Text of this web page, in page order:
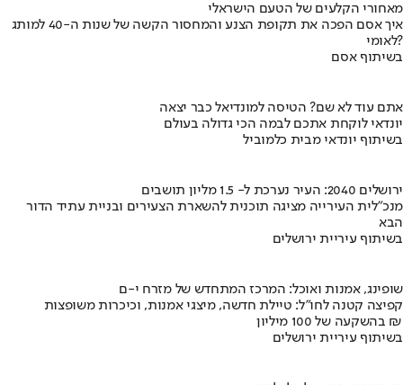
מאחורי הקלעים של הטעם הישראלי
איך אסם הפכה את תקופת הצנע והמחסור הקשה של שנות ה-40 למותג
לאומי?
בשיתוף אסם
אתם עוד לא שם? הטיסה למונדיאל כבר יצאה
יונדאי לוקחת אתכם לבמה הכי גדולה בעולם
בשיתוף יונדאי מבית כלמוביל
ירושלים 2040: העיר נערכת ל- 1.5 מליון תושבים
מנכ"לית העירייה מציגה תוכנית להשארת הצעירים ובניית עתיד הדור
הבא
בשיתוף עיריית ירושלים
שופינג, אמנות ואוכל: המרכז המתחדש של מזרח י-ם
קפיצה קטנה לחו"ל: טיילת חדשה, מיצגי אמנות, וכיכרות משופצות
בהשקעה של 100 מיליון ₪
בשיתוף עיריית ירושלים